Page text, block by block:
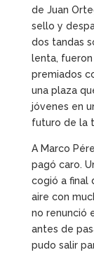
de Juan
sello y
dos tandas
lenta,
premiados
una plaza
jóvenes en
futuro de la
A Marco
pagó caro.
cogió a final
aire con
no renunció
antes de
pudo salir